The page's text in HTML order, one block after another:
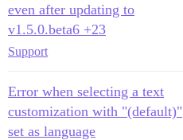
even after updating to
v1.5.0.beta6 +23
Support
Error when selecting a text
customization with "(default)"
set as language